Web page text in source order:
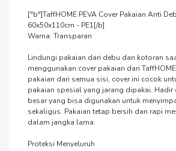
["b"]TaffHOME PEVA Cover Pakaian Anti
60x50x110cm - PE1[/b]
Warna: Transparan
Lindungi pakaian dari debu dan kotoran
menggunakan cover pakaian dari
pakaian dari semua sisi, cover ini cocok
pakaian spesial yang jarang dipakai. Hadir
besar yang bisa digunakan untuk
sekaligus. Pakaian tetap bersih dan rapi
dalam jangka lama.
Proteksi Menyeluruh